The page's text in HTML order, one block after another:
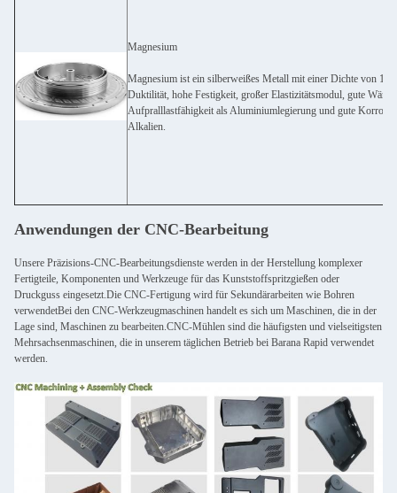
Magnesium
Magnesium ist ein silberweißes Metall mit einer Dichte von
Duktilität, hohe Festigkeit, großer Elastizitätsmodul, gute
Aufpralllastfähigkeit als Aluminiumlegierung und gute
Alkalien.
Anwendungen der CNC-Bearbeitung
Unsere Präzisions-CNC-Bearbeitungsdienste werden in der Herstellung komplexer
Fertigteile, Komponenten und Werkzeuge für das Kunststoffspritzgießen oder
Druckguss eingesetzt.Die CNC-Fertigung wird für Sekundärarbeiten wie Bohren
verwendetBei den CNC-Werkzeugmaschinen handelt es sich um Maschinen, die in der
Lage sind, Maschinen zu bearbeiten.CNC-Mühlen sind die häufigsten und vielseitigsten
Mehrsachsenmaschinen, die in unserem täglichen Betrieb bei Barana Rapid verwendet
werden.